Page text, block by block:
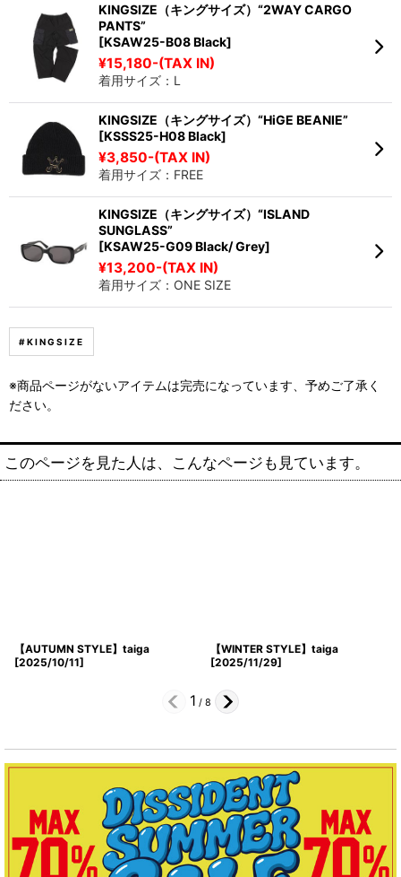
KINGSIZE（キングサイズ）“2WAY CARGO
PANTS”
[KSAW25-B08 Black]
¥15,180-(TAX IN)
着用サイズ：L
KINGSIZE（キングサイズ）“HiGE BEANIE”
[KSSS25-H08 Black]
¥3,850-(TAX IN)
着用サイズ：FREE
KINGSIZE（キングサイズ）“ISLAND
SUNGLASS”
[KSAW25-G09 Black/ Grey]
¥13,200-(TAX IN)
着用サイズ：ONE SIZE
#KINGSIZE
※商品ページがないアイテムは完売になっています、予めご了承く
ださい。
このページを見た人は、こんなページも見ています。
【AUTUMN STYLE】taiga
[2025/10/11]
【WINTER STYLE】taiga
[2025/11/29]
1 / 8